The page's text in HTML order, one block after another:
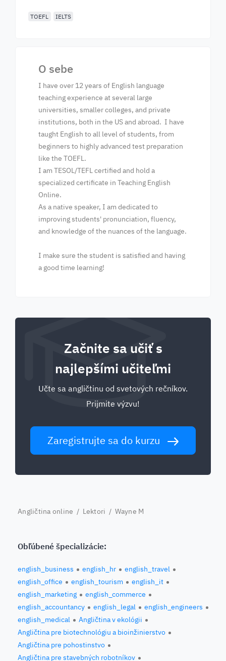
TOEFL IELTS
O sebe
I have over 12 years of English language
teaching experience at several large
universities, smaller colleges, and private
institutions, both in the US and abroad. I have
taught English to all level of students, from
beginners to highly advanced test preparation
like the TOEFL.
I am TESOL/TEFL certified and hold a
specialized certificate in Teaching English
Online.
As a native speaker, I am dedicated to
improving students' pronunciation, fluency,
and knowledge of the nuances of the language.
I make sure the student is satisfied and having
a good time learning!
Začnite sa učiť s
najlepšími učiteľmi
Učte sa angličtinu od svetových rečníkov.
Prijmite výzvu!
Zaregistrujte sa do kurzu
Angličtina online / Lektori / Wayne M
Obľúbené špecializácie:
english_business english_hr
english_travel
english_office
english_tourism
english_it
english_marketing
english_commerce
english_accountancy
english_legal
english_engineers
english_medical
Angličtina v ekológii
Angličtina pre biotechnológiu a bioinžinierstvo
Angličtina pre pohostinstvo
Angličtina pre stavebných robotníkov